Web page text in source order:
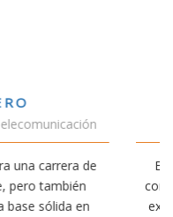
VALENCIA
Grado Teleco-ADE
comprender cómo la
vida diaria. Aunque la
parte de mi tiempo a